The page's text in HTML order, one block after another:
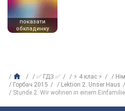
показати
обкладинку
✅ ГДЗ ✅ ⚡ 4 клас ⚡
Горбач 2015
Lektion 2. Unser Haus
Stunde 2. Wir wohnen in einem